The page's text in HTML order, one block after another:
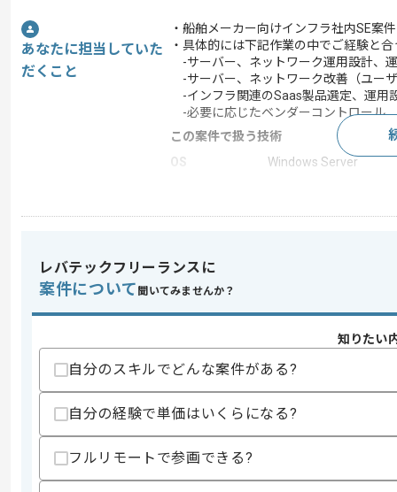
あなたに担当していた
だくこと
・船舶メーカー向けインフラ社内SE案
・具体的には下記作業の中でご経験と
-サーバー、ネットワーク運用設計、
-サーバー、ネットワーク改善（ユー
-インフラ関連のSaas製品選定、運用
-必要に応じたベンダーコントロール
この案件で扱う技術
OS
Windows Server
この案件のポイント
特徴
・サーバー、ネットワークの運用保守
歓迎スキル
・リーダー経験
・情報システム部門での案件参画経験
・ユーザーヒアリング経験
レバテックフリーランスに
案件について 聞いてみませんか？
知りたい
自分のスキルでどんな案件がある?
自分の経験で単価はいくらになる?
フルリモートで参画できる?